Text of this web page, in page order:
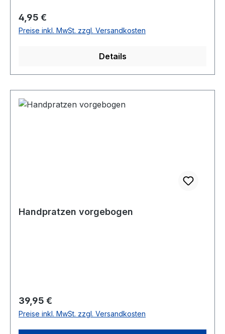
Regulärer Preis:
4,95 €
Preise inkl. MwSt. zzgl. Versandkosten
Details
Handpratzen vorgebogen
Regulärer Preis:
39,95 €
Preise inkl. MwSt. zzgl. Versandkosten